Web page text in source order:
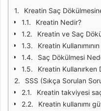
Kreatin Saç
Kreatin Nedir?
Kreatin ve Saç
Kreatin
Saç Dökülmesi
Kreatin
SSS (Sıkça Sorulan
Kreatin takviyesi
Kreatin kullanımı